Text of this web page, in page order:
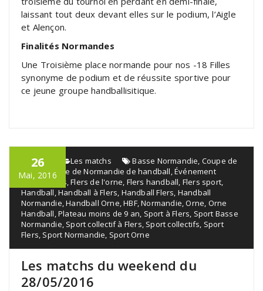
laissant tout deux devant elles sur le podium, l’Aigle
et Alençon.
Finalités Normandes
Une Troisième place normande pour nos -18 Filles
synonyme de podium et de réussite sportive pour
ce jeune groupe handballisitique.
26
Mai, 2016
admin Les matchs Basse Normandie Coupe de
l'orne,Coupe de Normandie de handball ,Événement
sportif,Flers ,Flers de l'orne Flers handball Flers sport
Handball ,Handball à Flers Handball Flers Handball
Normandie ,Handball Orne ,HBF,Normandie ,Orne Orne
Handball ,Plateau moins de 9 an Sport à Flers Sport Basse
Normandie Sport collectif à Flers Sport collectifs Sport
Flers Sport Normandie Sport Orne
Les matchs du weekend du
28/05/2016